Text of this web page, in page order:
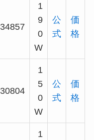
34857
1
9
0
W
公
式
価
格
30804
1
5
0
W
公
式
価
格
1